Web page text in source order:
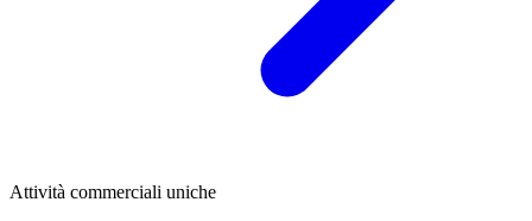
Attività commerciali uniche